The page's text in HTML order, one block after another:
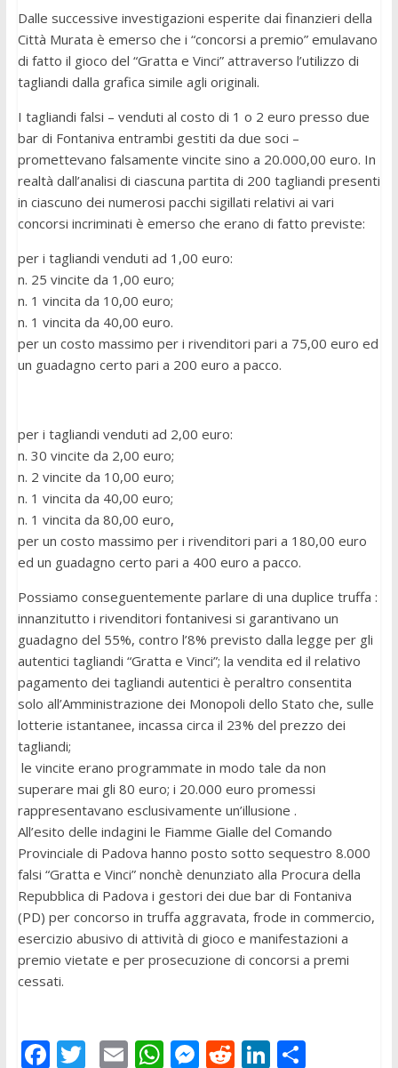
Dalle successive investigazioni esperite dai finanzieri della
Città Murata è emerso che i “concorsi a premio” emulavano
di fatto il gioco del “Gratta e Vinci” attraverso l’utilizzo di
tagliandi dalla grafica simile agli originali.
I tagliandi falsi – venduti al costo di 1 o 2 euro presso due
bar di Fontaniva entrambi gestiti da due soci –
promettevano falsamente vincite sino a 20.000,00 euro. In
realtà dall’analisi di ciascuna partita di 200 tagliandi presenti
in ciascuno dei numerosi pacchi sigillati relativi ai vari
concorsi incriminati è emerso che erano di fatto previste:
per i tagliandi venduti ad 1,00 euro:
n. 25 vincite da 1,00 euro;
n. 1 vincita da 10,00 euro;
n. 1 vincita da 40,00 euro.
per un costo massimo per i rivenditori pari a 75,00 euro ed
un guadagno certo pari a 200 euro a pacco.
per i tagliandi venduti ad 2,00 euro:
n. 30 vincite da 2,00 euro;
n. 2 vincite da 10,00 euro;
n. 1 vincita da 40,00 euro;
n. 1 vincita da 80,00 euro,
per un costo massimo per i rivenditori pari a 180,00 euro
ed un guadagno certo pari a 400 euro a pacco.
Possiamo conseguentemente parlare di una duplice truffa :
innanzitutto i rivenditori fontanivesi si garantivano un
guadagno del 55%, contro l’8% previsto dalla legge per gli
autentici tagliandi “Gratta e Vinci”; la vendita ed il relativo
pagamento dei tagliandi autentici è peraltro consentita
solo all’Amministrazione dei Monopoli dello Stato che, sulle
lotterie istantanee, incassa circa il 23% del prezzo dei
tagliandi;
le vincite erano programmate in modo tale da non
superare mai gli 80 euro; i 20.000 euro promessi
rappresentavano esclusivamente un’illusione .
All’esito delle indagini le Fiamme Gialle del Comando
Provinciale di Padova hanno posto sotto sequestro 8.000
falsi “Gratta e Vinci” nonchè denunziato alla Procura della
Repubblica di Padova i gestori dei due bar di Fontaniva
(PD) per concorso in truffa aggravata, frode in commercio,
esercizio abusivo di attività di gioco e manifestazioni a
premio vietate e per prosecuzione di concorsi a premi
cessati.
F T E W M R Li C